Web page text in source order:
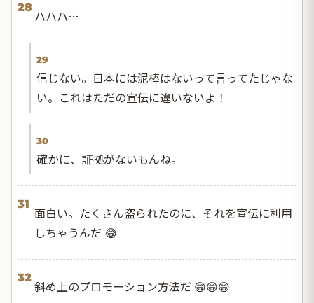
28
ハハハ…
29
信じない。日本には泥棒はないって言ってたじゃな
い。これはただの宣伝に違いないよ！
30
確かに、証拠がないもんね。
31
面白い。たくさん盗られたのに、それを宣伝に利用
しちゃうんだ 😂
32
斜め上のプロモーション方法だ 😁😁😁